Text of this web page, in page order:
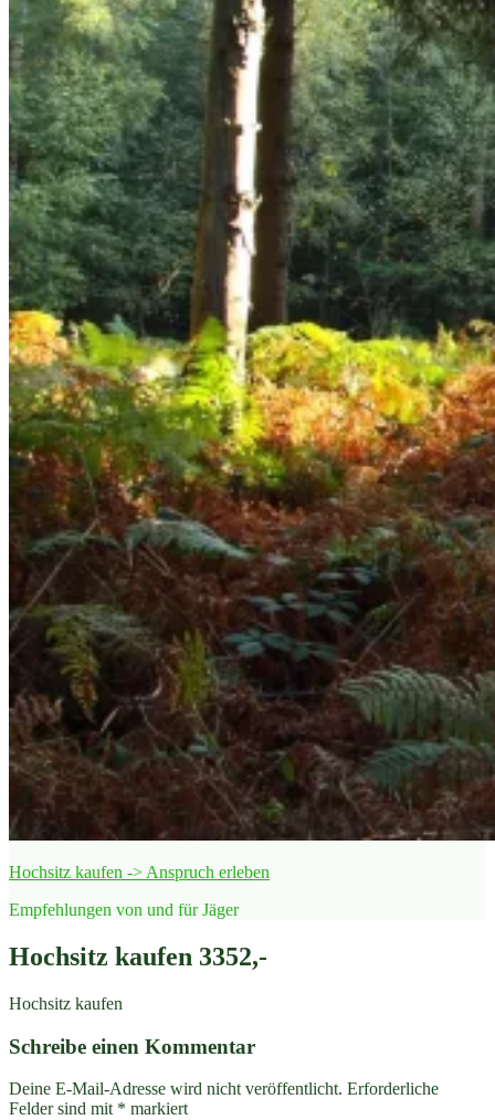
Hochsitz kaufen -> Anspruch erleben
Empfehlungen von und für Jäger
Hochsitz kaufen 3352,-
Hochsitz kaufen
Schreibe einen Kommentar
Deine E-Mail-Adresse wird nicht veröffentlicht. Erforderliche
Felder sind mit * markiert